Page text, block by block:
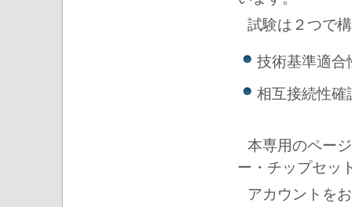
試験は２つで
技術基準適合
相互接続性確
本専用のペー
ー・チップセッ
アカウントを